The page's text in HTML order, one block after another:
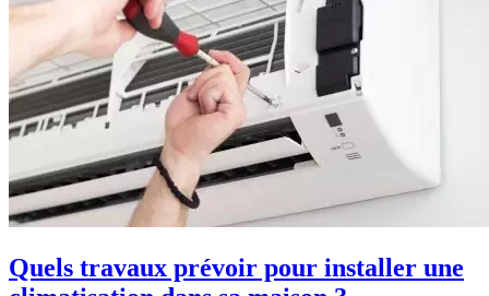
Quels travaux prévoir pour installer une